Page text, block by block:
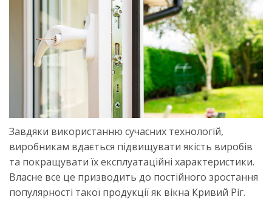
Завдяки використанню сучасних технологій,
виробникам вдається підвищувати якість виробів
та покращувати їх експлуатаційні характеристики.
Власне все це призводить до постійного зростання
популярності такої продукції як вікна Кривий Ріг.